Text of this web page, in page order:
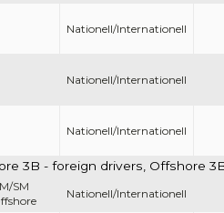
Nationell/Internationell
Nationell/Internationell
Nationell/Internationell
3B - foreign drivers, Offshore
SM
Nationell/Internationell